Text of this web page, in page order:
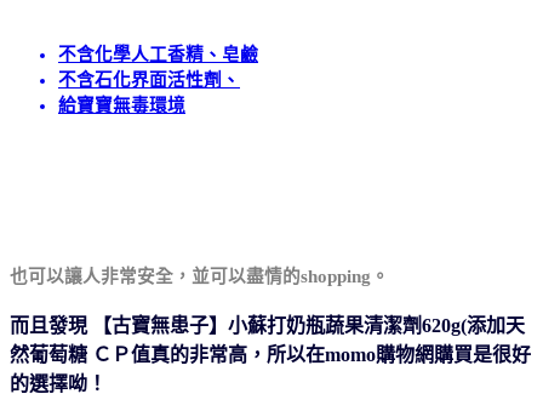
不含化學人工香精、皂鹼
不含石化界面活性劑、
給寶寶無毒環境
也可以讓人非常安全，並可以盡情的shopping。
而且發現 【古寶無患子】小蘇打奶瓶蔬果清潔劑620g(添加天
然葡萄糖 ＣＰ值真的非常高，所以在momo購物網購買是很好
的選擇呦！